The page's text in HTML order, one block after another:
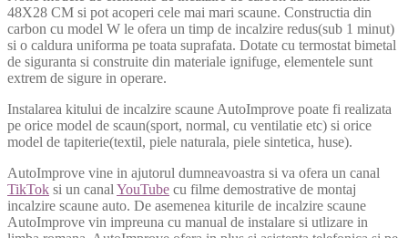
48X28 CM si pot acoperi cele mai mari scaune. Constructia din
carbon cu model W le ofera un timp de incalzire redus(sub 1 minut)
si o caldura uniforma pe toata suprafata. Dotate cu termostat bimetal
de siguranta si construite din materiale ignifuge, elementele sunt
extrem de sigure in operare.
Instalarea kitului de incalzire scaune AutoImprove poate fi realizata
pe orice model de scaun(sport, normal, cu ventilatie etc) si orice
model de tapiterie(textil, piele naturala, piele sintetica, huse).
AutoImprove vine in ajutorul dumneavoastra si va ofera un canal
TikTok si un canal YouTube cu filme demostrative de montaj
incalzire scaune auto. De asemenea kiturile de incalzire scaune
AutoImprove vin impreuna cu manual de instalare si utlizare in